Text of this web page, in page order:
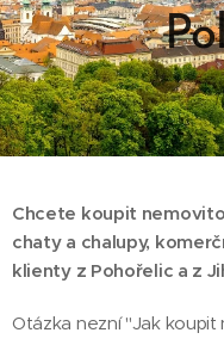
Chcete koupit
chaty a chalupy,
klienty z Pohořelic a z
Otázka nezní "Jak